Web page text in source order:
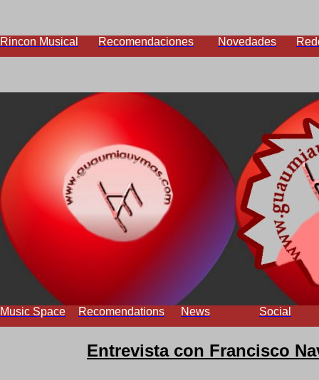
Rincon Musical Recomendaciones Novedades
Music Space Recomendations News Social
Entrevista con Francisco